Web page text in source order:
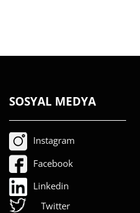
SOSYAL MEDYA
Instagram
Facebook
Linkedin
Twitter